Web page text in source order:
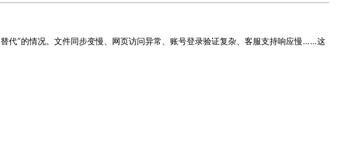
代”的情况。文件同步变慢、网页访问异常、账号登录验证复杂、客服支持响应慢……这